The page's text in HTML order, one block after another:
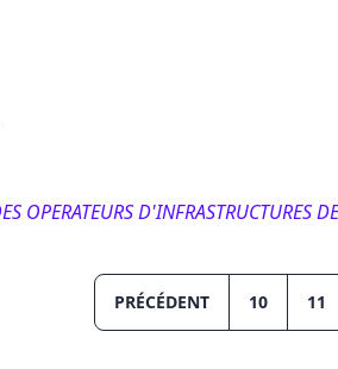
D'INFRASTRUCTURES
PRÉCÉDENT 10 11